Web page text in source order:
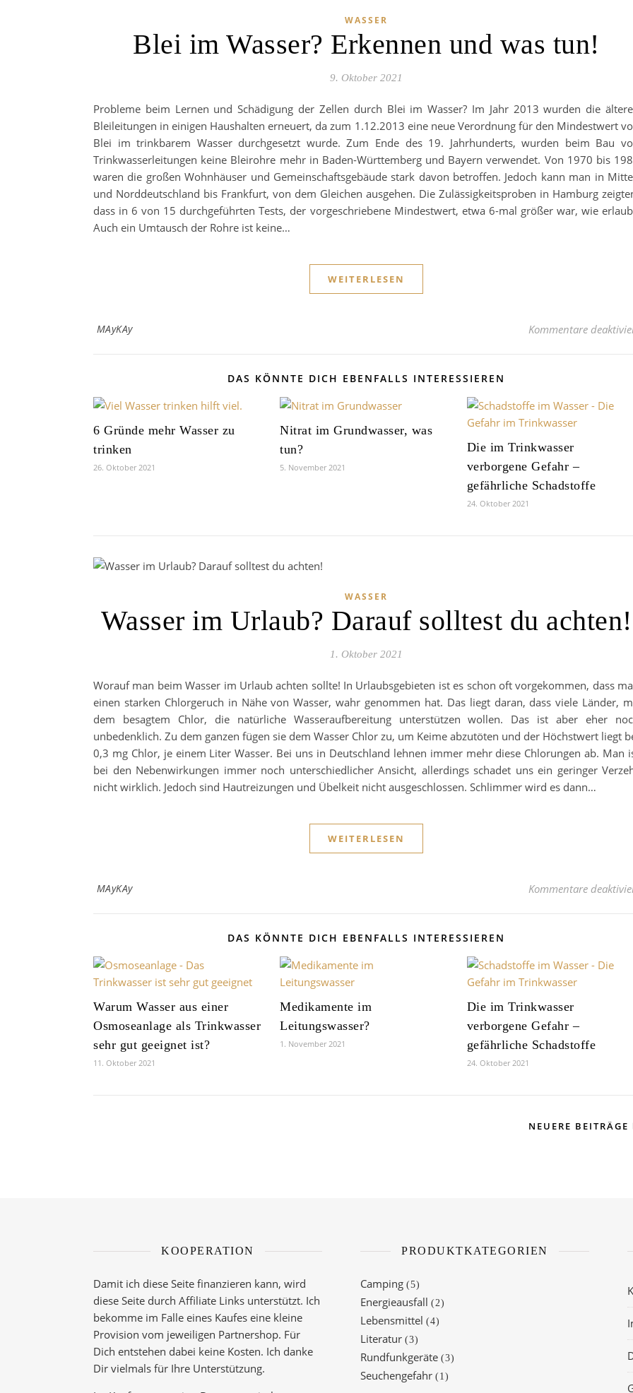
WASSER
Blei im Wasser? Erkennen und was tun!
9. Oktober 2021
Probleme beim Lernen und Schädigung der Zellen durch Blei im Wasser? Im Jahr 2013 wurden die
Bleileitungen in einigen Haushalten erneuert, da zum 1.12.2013 eine neue Verordnung für den Mindestwert
Blei im trinkbarem Wasser durchgesetzt wurde. Zum Ende des 19. Jahrhunderts, wurden beim Bau
Trinkwasserleitungen keine Bleirohre mehr in Baden-Württemberg und Bayern verwendet. Von 1970 bis
waren die großen Wohnhäuser und Gemeinschaftsgebäude stark davon betroffen. Jedoch kann man in
und Norddeutschland bis Frankfurt, von dem Gleichen ausgehen. Die Zulässigkeitsproben in Hamburg
dass in 6 von 15 durchgeführten Tests, der vorgeschriebene Mindestwert, etwa 6-mal größer war, wie
Auch ein Umtausch der Rohre ist keine…
WEITERLESEN
MAyKAy Kommentare
DAS KÖNNTE DICH EBENFALLS INTERESSIEREN
6 Gründe mehr Wasser zu
trinken
26. Oktober 2021
Nitrat im Grundwasser, was
tun?
5. November 2021
Die im Trinkwasser
verborgene Gefahr –
gefährliche Schadstoffe
24. Oktober 2021
WASSER
Wasser im Urlaub? Darauf solltest du achten!
1. Oktober 2021
Worauf man beim Wasser im Urlaub achten sollte! In Urlaubsgebieten ist es schon oft vorgekommen, dass
einen starken Chlorgeruch in Nähe von Wasser, wahr genommen hat. Das liegt daran, dass viele Länder,
dem besagtem Chlor, die natürliche Wasseraufbereitung unterstützen wollen. Das ist aber eher
unbedenklich. Zu dem ganzen fügen sie dem Wasser Chlor zu, um Keime abzutöten und der Höchstwert liegt
0,3 mg Chlor, je einem Liter Wasser. Bei uns in Deutschland lehnen immer mehr diese Chlorungen ab. Man
bei den Nebenwirkungen immer noch unterschiedlicher Ansicht, allerdings schadet uns ein geringer
nicht wirklich. Jedoch sind Hautreizungen und Übelkeit nicht ausgeschlossen. Schlimmer wird es dann…
WEITERLESEN
MAyKAy Kommentare
DAS KÖNNTE DICH EBENFALLS INTERESSIEREN
Warum Wasser aus einer
Osmoseanlage als Trinkwasser
sehr gut geeignet ist?
11. Oktober 2021
Medikamente im
Leitungswasser?
1. November 2021
Die im Trinkwasser
verborgene Gefahr –
gefährliche Schadstoffe
24. Oktober 2021
NEUERE BEITRÄGE
KOOPERATION
Damit ich diese Seite finanzieren kann, wird
diese Seite durch Affiliate Links unterstützt. Ich
bekomme im Falle eines Kaufes eine kleine
Provision vom jeweiligen Partnershop. Für
Dich entstehen dabei keine Kosten. Ich danke
Dir vielmals für Ihre Unterstützung.
PRODUKTKATEGORIEN
Camping (5)
Energieausfall (2)
Lebensmittel (4)
Literatur (3)
Rundfunkgeräte (3)
Seuchengefahr (1)